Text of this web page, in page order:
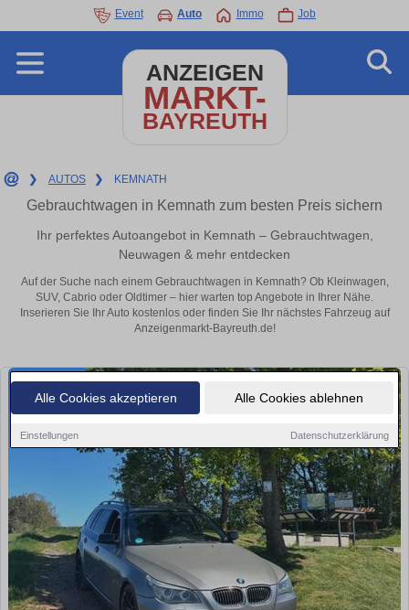
Alle Cookies akzeptieren Alle Cookies ablehnen
Einstellungen Datenschutzerklärung
Event Auto Immo Job
ANZEIGEN
MARKT-
BAYREUTH
❯ AUTOS ❯ KEMNATH
Gebrauchtwagen in Kemnath zum besten Preis sichern
Ihr perfektes Autoangebot in Kemnath – Gebrauchtwagen,
Neuwagen & mehr entdecken
Auf der Suche nach einem Gebrauchtwagen in Kemnath? Ob Kleinwagen,
SUV, Cabrio oder Oldtimer – hier warten top Angebote in Ihrer Nähe.
Inserieren Sie Ihr Auto kostenlos oder finden Sie Ihr nächstes Fahrzeug auf
Anzeigenmarkt-Bayreuth.de!